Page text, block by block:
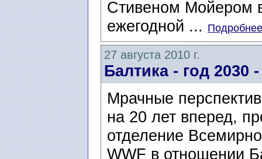
Стивеном Мойером
ежегодной ...
27 августа 2010 г.
Балтика - год 2030
Мрачные
на 20 лет вперед,
отделение
WWF в отношении